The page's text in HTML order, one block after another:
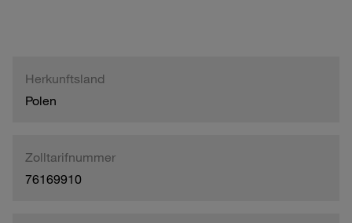
Herkunftsland
Polen
Zolltarifnummer
76169910